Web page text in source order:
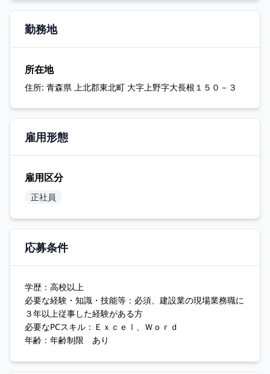
勤務地
所在地
住所: 青森県 上北郡東北町 大字上野字大長根１５０－３
雇用形態
雇用区分
正社員
応募条件
学歴：高校以上
必要な経験・知識・技能等：必須、建設業の現場業務職に
３年以上従事した経験がある方
必要なPCスキル：Ｅｘｃｅｌ、Ｗｏｒｄ
年齢：年齢制限 あり